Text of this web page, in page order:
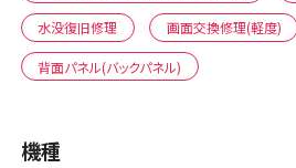
水没復旧修理 画面交換修理(軽度)
背面パネル(バックパネル)
機種